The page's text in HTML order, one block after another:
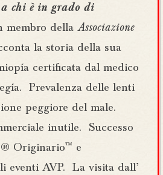
chi è in grado di
membro dellaAssociazione
la storia della sua
certificata dal medico
Prevalenza delle lenti
peggiore del male.
inutile. Successo
Originario™ e
eventi AVP. La visita dall’